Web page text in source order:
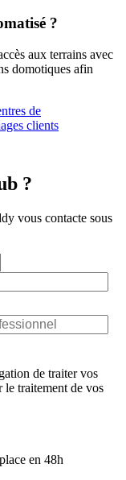
?
aux terrains avec
domotiques afin
de
clients
?
vous contacte sous
de traiter vos
le traitement de vos
en 48h